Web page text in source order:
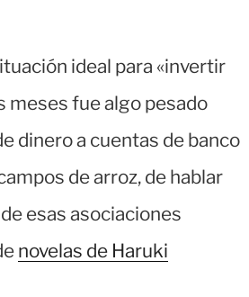
ideal para «invertir
meses fue algo pesado
dinero a cuentas de banco
de arroz, de hablar
esas asociaciones
novelas de Haruki